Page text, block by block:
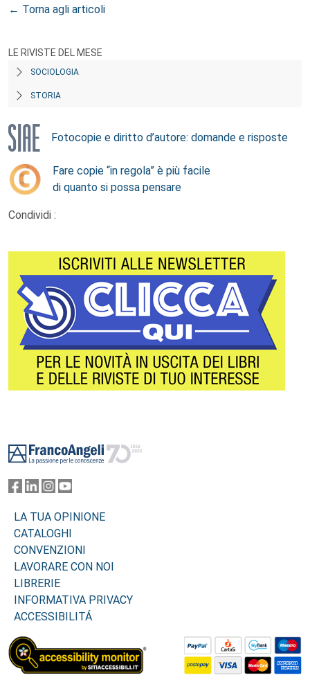
← Torna agli articoli
LE RIVISTE DEL MESE
SOCIOLOGIA
STORIA
Fotocopie e diritto d’autore: domande e risposte
Fare copie “in regola” è più facile
di quanto si possa pensare
Condividi :
LA TUA OPINIONE
CATALOGHI
CONVENZIONI
LAVORARE CON NOI
LIBRERIE
INFORMATIVA PRIVACY
ACCESSIBILITÁ